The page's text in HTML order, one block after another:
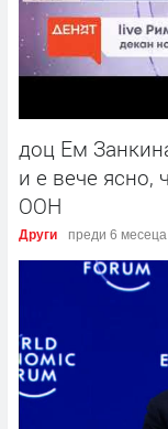
доц Ем
и е вече ясно,
ООН
Други преди 6 месеца